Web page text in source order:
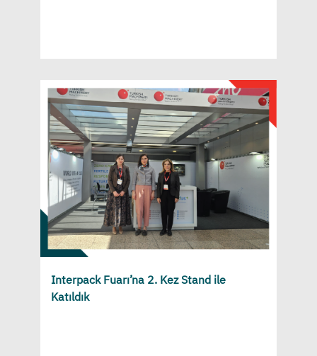
Interpack Fuarı’na 2. Kez Stand ile
Katıldık